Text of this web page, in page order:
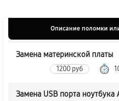
Описание поломки
Замена материнской платы
1200 руб
Замена USB порта ноутбука